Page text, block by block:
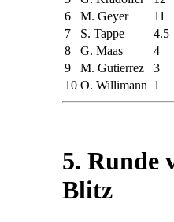
6
M. Geyer 11
7
S. Tappe 4.5
8
G. Maas 4
9
M. Gutierrez 3
10 O. Willimann 1
5. Runde
Blitz